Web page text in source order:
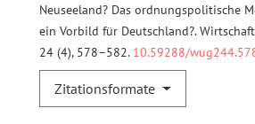
Neuseeland? Das ordnungspolitische
ein Vorbild für Deutschland?.
24 (4), 578–582.10.59288/
Zitationsformate